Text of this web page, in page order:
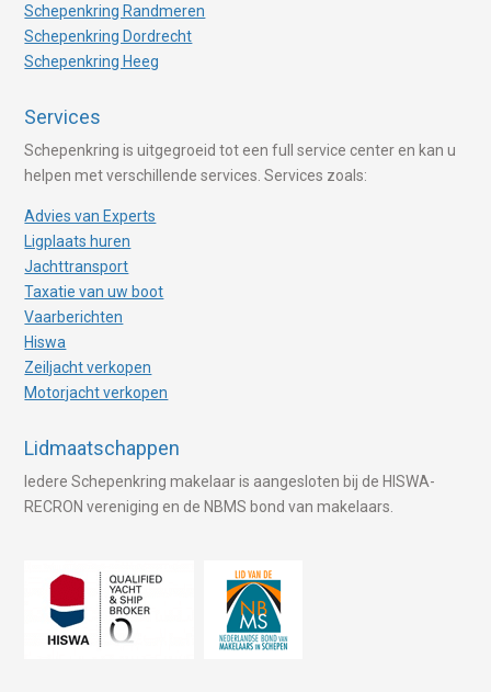
Schepenkring Randmeren
Schepenkring Dordrecht
Schepenkring Heeg
Services
Schepenkring is uitgegroeid tot een full service center en kan u
helpen met verschillende services. Services zoals:
Advies van Experts
Ligplaats huren
Jachttransport
Taxatie van uw boot
Vaarberichten
Hiswa
Zeiljacht verkopen
Motorjacht verkopen
Lidmaatschappen
Iedere Schepenkring makelaar is aangesloten bij de HISWA-
RECRON vereniging en de NBMS bond van makelaars.